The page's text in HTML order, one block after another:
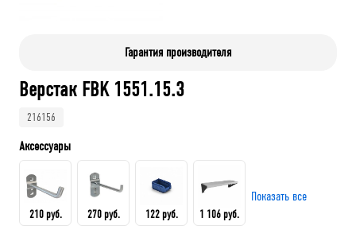
Гарантия производителя
Верстак FBK 1551.15.3
216156
Аксессуары
210 руб. 270 руб. 122 руб. 1 106 руб.
Показать все